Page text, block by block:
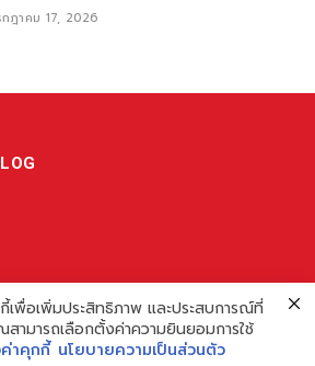
ฎาคม 17, 2026
ยวกับร้านอาหารและเรื่องกิน ไม่ว่าจะเป็น
างๆ ที่เราอยากแชร์!
กี้เพื่อเพิ่มประสิทธิภาพ และประสบการณ์ที่
สามารถเลือกตั้งค่าความยินยอมการใช้
าคุกกี้ นโยบายความเป็นส่วนตัว